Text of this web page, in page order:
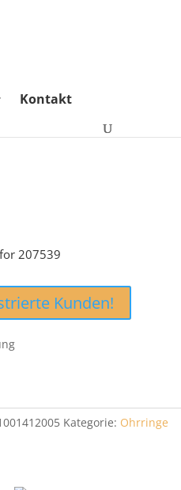
Kontakt
207539
Kunden!
Kategorie: Ohrringe